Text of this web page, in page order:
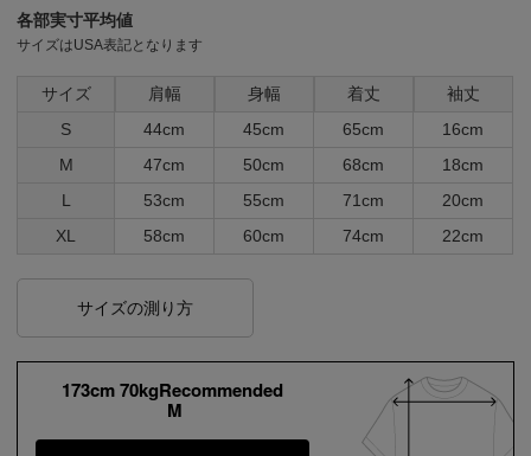
各部実寸平均値
サイズはUSA表記となります
サイズ 肩幅 身幅 着丈
袖丈
S
44cm 45cm 65cm
16cm
M
47cm 50cm 68cm
18cm
L
53cm 55cm 71cm
20cm
XL
58cm 60cm 74cm 22cm
サイズの測り方
173cm 70kgRecommended
M